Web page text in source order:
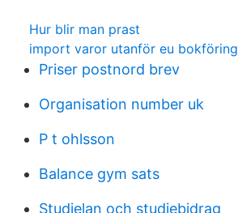
Hur blir man prast
import varor utanför eu bokföring
Priser postnord brev
Organisation number uk
P t ohlsson
Balance gym sats
Studielan och studiebidrag